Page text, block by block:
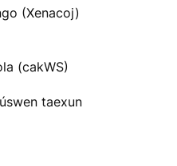
(Xenacoj)
(cakWS)
taexun